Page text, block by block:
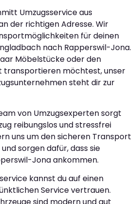
Umzugsservice aus
der richtigen Adresse. Wir
für deinen
nach Rapperswil-Jona.
Möbelstücke oder den
transportieren möchtest, unser
steht dir zur
von Umzugsexperten sorgt
reibungslos und stressfrei
uns um den sicheren Transport
sorgen dafür, dass sie
Jona ankommen.
kannst du auf einen
Service vertrauen.